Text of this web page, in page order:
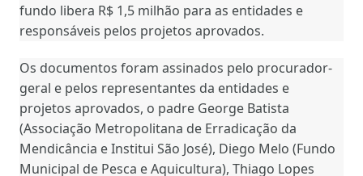
fundo libera R$ 1,5 milhão para as entidades e
responsáveis pelos projetos aprovados.
Os documentos foram assinados pelo procurador-
geral e pelos representantes da entidades e
projetos aprovados, o padre George Batista
(Associação Metropolitana de Erradicação da
Mendicância e Institui São José), Diego Melo (Fundo
Municipal de Pesca e Aquicultura), Thiago Lopes